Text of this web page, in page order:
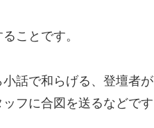
ことです。
話で和らげる、登壇者
フに合図を送るなどです